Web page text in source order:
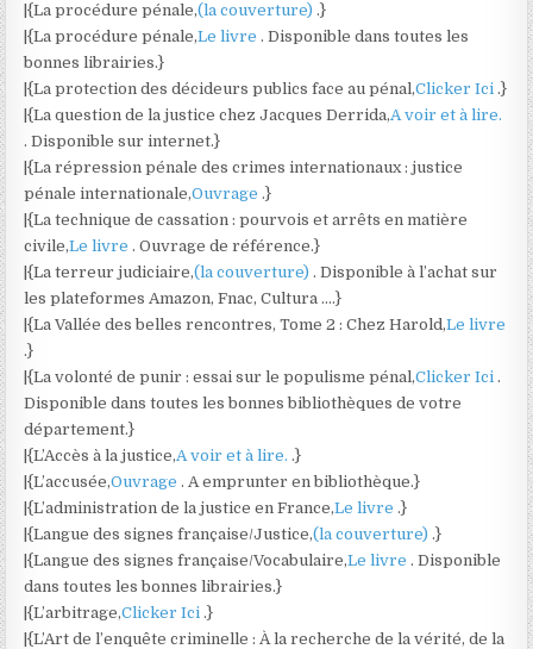
|{La procédure pénale,(la couverture).}
|{La procédure pénale,Le livre. Disponible dans toutes les
bonnes librairies.}
|{La protection des décideurs publics face au pénal,Clicker Ici.}
|{La question de la justice chez Jacques Derrida,A voir et à lire.
. Disponible sur internet.}
|{La répression pénale des crimes internationaux : justice
pénale internationale,Ouvrage.}
|{La technique de cassation : pourvois et arrêts en matière
civile,Le livre. Ouvrage de référence.}
|{La terreur judiciaire,(la couverture). Disponible à l’achat sur
les plateformes Amazon, Fnac, Cultura ….}
|{La Vallée des belles rencontres, Tome 2 : Chez Harold,Le livre
.}
|{La volonté de punir : essai sur le populisme pénal,Clicker Ici.
Disponible dans toutes les bonnes bibliothèques de votre
département.}
|{L’Accès à la justice,A voir et à lire..}
|{L’accusée,Ouvrage. A emprunter en bibliothèque.}
|{L’administration de la justice en France,Le livre.}
|{Langue des signes française/Justice,(la couverture).}
|{Langue des signes française/Vocabulaire,Le livre. Disponible
dans toutes les bonnes librairies.}
|{L’arbitrage,Clicker Ici.}
|{L’Art de l’enquête criminelle : À la recherche de la vérité, de la